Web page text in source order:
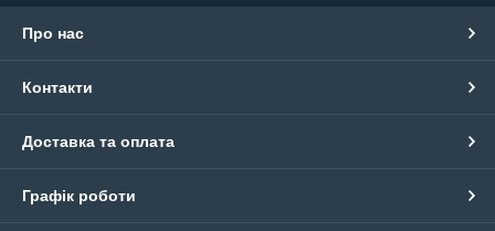
Про нас
Контакти
Доставка та оплата
Графік роботи